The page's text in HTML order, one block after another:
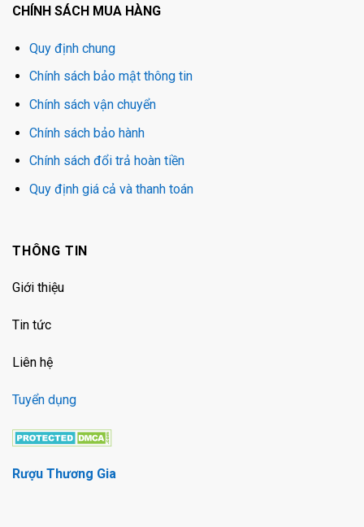
CHÍNH SÁCH MUA HÀNG
Quy định chung
Chính sách bảo mật thông tin
Chính sách vận chuyển
Chính sách bảo hành
Chính sách đổi trả hoàn tiền
Quy định giá cả và thanh toán
THÔNG TIN
Giới thiệu
Tin tức
Liên hệ
Tuyển dụng
Rượu Thương Gia